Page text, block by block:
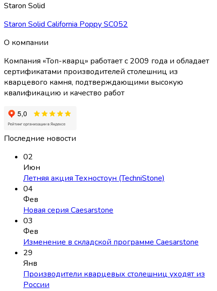
Staron Solid
Staron Solid California Poppy SC052
О компании
Компания «Топ-кварц» работает с 2009 года и обладает
сертификатами производителей столешниц из
кварцевого камня, подтверждающими высокую
квалификацию и качество работ
Последние новости
02
Июн
Летняя акция Техностоун (TechniStone)
04
Фев
Новая серия Caesarstone
03
Фев
Изменение в складской программе Caesarstone
29
Янв
Производители кварцевых столешниц уходят из
России